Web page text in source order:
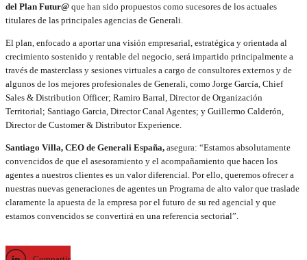
del Plan Futur@ que han sido propuestos como sucesores de los actuales
titulares de las principales agencias de Generali.
El plan, enfocado a aportar una visión empresarial, estratégica y orientada al
crecimiento sostenido y rentable del negocio, será impartido principalmente a
través de masterclass y sesiones virtuales a cargo de consultores externos y de
algunos de los mejores profesionales de Generali, como Jorge García, Chief
Sales & Distribution Officer; Ramiro Barral, Director de Organización
Territorial; Santiago Garcia, Director Canal Agentes; y Guillermo Calderón,
Director de Customer & Distributor Experience.
Santiago Villa, CEO de Generali España, asegura: “Estamos absolutamente
convencidos de que el asesoramiento y el acompañamiento que hacen los
agentes a nuestros clientes es un valor diferencial. Por ello, queremos ofrecer a
nuestras nuevas generaciones de agentes un Programa de alto valor que traslade
claramente la apuesta de la empresa por el futuro de su red agencial y que
estamos convencidos se convertirá en una referencia sectorial”.